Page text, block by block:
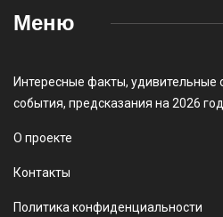
Меню
Интересные факты, удивительные
события, предсказания на 2026 год
О проекте
Контакты
Политика конфиденциальности